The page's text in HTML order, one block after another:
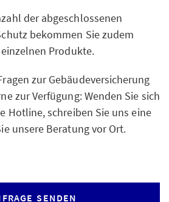
der abgeschlossenen
bekommen Sie zudem
Produkte.
zur Gebäudeversicherung
zur Verfügung: Wenden Sie sich
Hotline, schreiben Sie uns eine
unsere Beratung vor Ort.
SENDEN